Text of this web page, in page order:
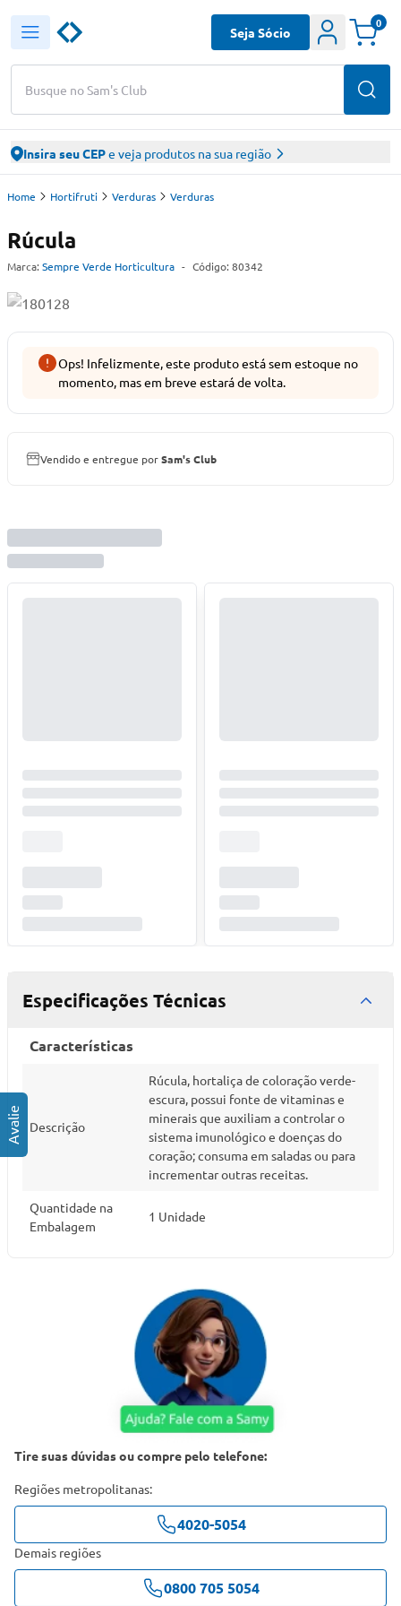
Busque no Sam's Club
Seja Sócio
0
Insira seu CEPe veja produtos na sua região
Home Hortifruti Verduras Verduras
Rúcula
Marca: Sempre Verde Horticultura - Código: 80342
Ops! Infelizmente, este produto está sem estoque no
momento, mas em breve estará de volta.
Vendido e entregue porSam's Club
Especificações Técnicas
Características
Descrição
Rúcula, hortaliça de coloração verde-
escura, possui fonte de vitaminas e
minerais que auxiliam a controlar o
sistema imunológico e doenças do
coração; consuma em saladas ou para
incrementar outras receitas.
Quantidade na
Embalagem
1 Unidade
Tire suas dúvidas ou compre pelo telefone:
Regiões metropolitanas:
4020-5054
Demais regiões
0800 705 5054